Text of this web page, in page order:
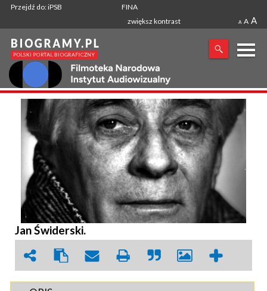
Przejdź do: iPSB
FINA
zwiększ kontrast
A A A
X
SZUKANA FRAZA
Jan Świderski.